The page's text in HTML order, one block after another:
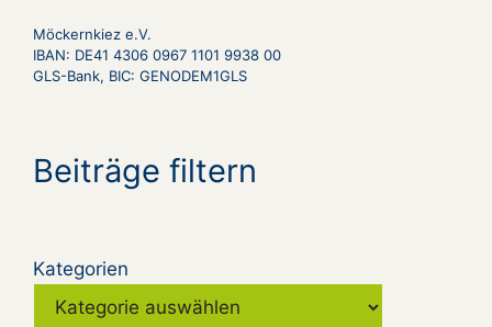
Möckernkiez e.V.
IBAN: DE41 4306 0967 1101 9938 00
GLS-Bank, BIC: GENODEM1GLS
Beiträge filtern
Kategorien